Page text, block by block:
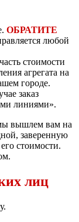
ОБРАТИТЕ
любой
стоимости
агрегата на
городе.
заказ
линиями».
вышлем вам на
заверенную
стоимости.
лиц